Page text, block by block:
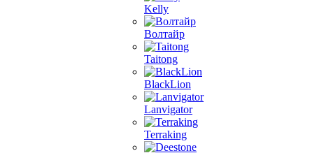
Kelly
Волтайр
Taitong
BlackLion
Lanvigator
Terraking